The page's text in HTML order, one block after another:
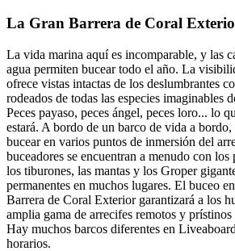
La Gran Barrera de Coral
La vida marina aquí es incomparable, y las
agua permiten bucear todo el año. La
ofrece vistas intactas de los deslumbrantes
rodeados de todas las especies imaginables
Peces payaso, peces ángel, peces loro... lo
estará. A bordo de un barco de vida a
bucear en varios puntos de inmersión del
buceadores se encuentran a menudo con los
los tiburones, las mantas y los Groper
permanentes en muchos lugares. El buceo
Barrera de Coral Exterior garantizará a los
amplia gama de arrecifes remotos y
Hay muchos barcos diferentes en
horarios.